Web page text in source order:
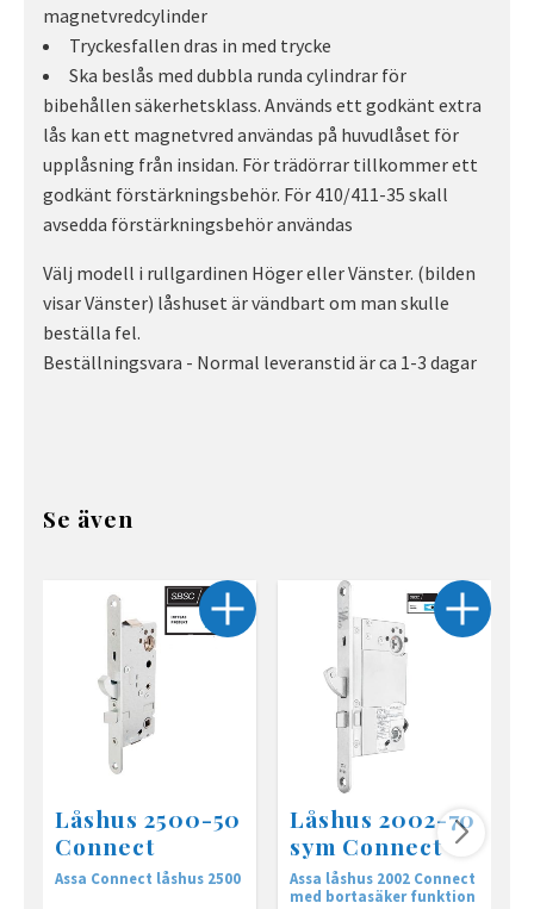
magnetvredcylinder
Tryckesfallen dras in med trycke
Ska beslås med dubbla runda cylindrar för
bibehållen säkerhetsklass. Används ett godkänt extra
lås kan ett magnetvred användas på huvudlåset för
upplåsning från insidan. För trädörrar tillkommer ett
godkänt förstärkningsbehör. För 410/411-35 skall
avsedda förstärkningsbehör användas
Välj modell i rullgardinen Höger eller Vänster. (bilden
visar Vänster) låshuset är vändbart om man skulle
beställa fel.
Beställningsvara - Normal leveranstid är ca 1-3 dagar
Se även
Låshus 2500-50
Connect
Assa Connect låshus 2500
Låshus 2002-70
sym Connect
Assa låshus 2002 Connect
med bortasäker funktion